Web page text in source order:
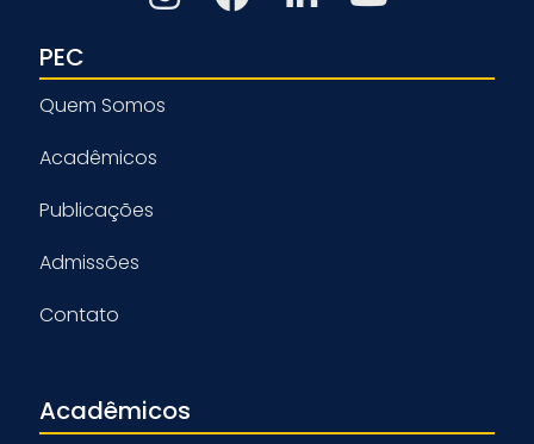
PEC
Quem Somos
Acadêmicos
Publicações
Admissões
Contato
Acadêmicos